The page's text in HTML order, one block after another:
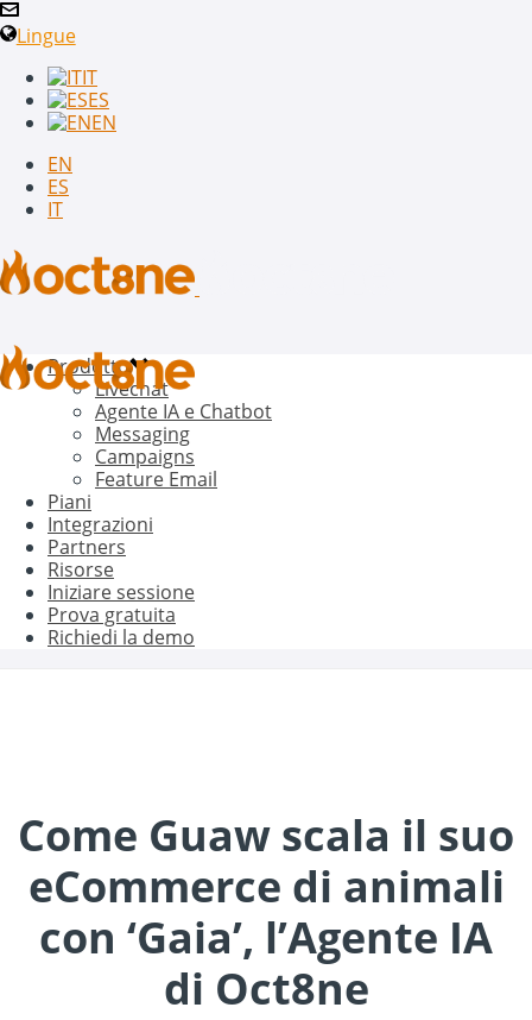
Lingue
IT
ES
EN
EN
ES
IT
Prodotto
Livechat
Agente IA e Chatbot
Messaging
Campaigns
Feature Email
Piani
Integrazioni
Partners
Risorse
Iniziare sessione
Prova gratuita
Richiedi la demo
Come Guaw scala il suo
eCommerce di animali
con ‘Gaia’, l’Agente IA
di Oct8ne